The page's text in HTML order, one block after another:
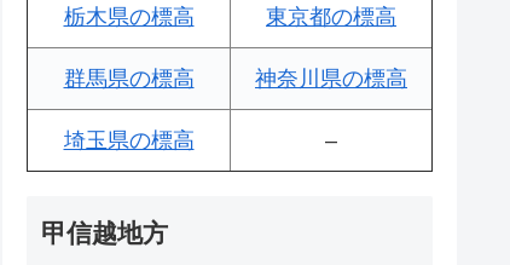
栃木県の標高 東京都の標高
群馬県の標高 神奈川県の標高
埼玉県の標高 –
甲信越地方